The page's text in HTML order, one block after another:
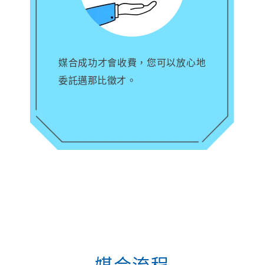
媒合成功才會收費，您可以放心地
委託邁那比徵才。